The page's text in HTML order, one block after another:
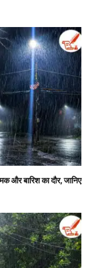
बारिश का दौर, जानिए